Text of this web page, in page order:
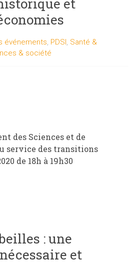
et
événements, PDSI , Santé &
& société
des Sciences et de
service des transitions
de 18h à 19h30
: une
et